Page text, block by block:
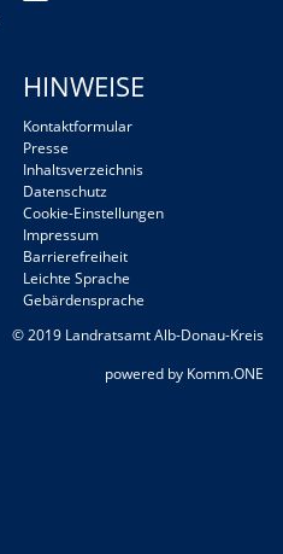
HINWEISE
Kontaktformular
Presse
Inhaltsverzeichnis
Datenschutz
Cookie-Einstellungen
Impressum
Barrierefreiheit
Leichte Sprache
Gebärdensprache
© 2019 Landratsamt Alb-Donau-Kreis
powered by Komm.ONE